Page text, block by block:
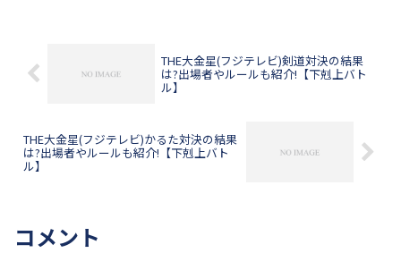
THE大金星(フジテレビ)剣道対決の結果
は?出場者やルールも紹介!【下剋上バト
ル】
THE大金星(フジテレビ)かるた対決の結果
は?出場者やルールも紹介!【下剋上バト
ル】
コメント